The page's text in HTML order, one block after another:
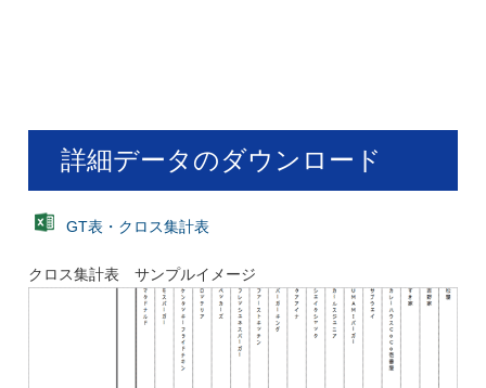
詳細データのダウンロード
GT表・クロス集計表
クロス集計表 サンプルイメージ